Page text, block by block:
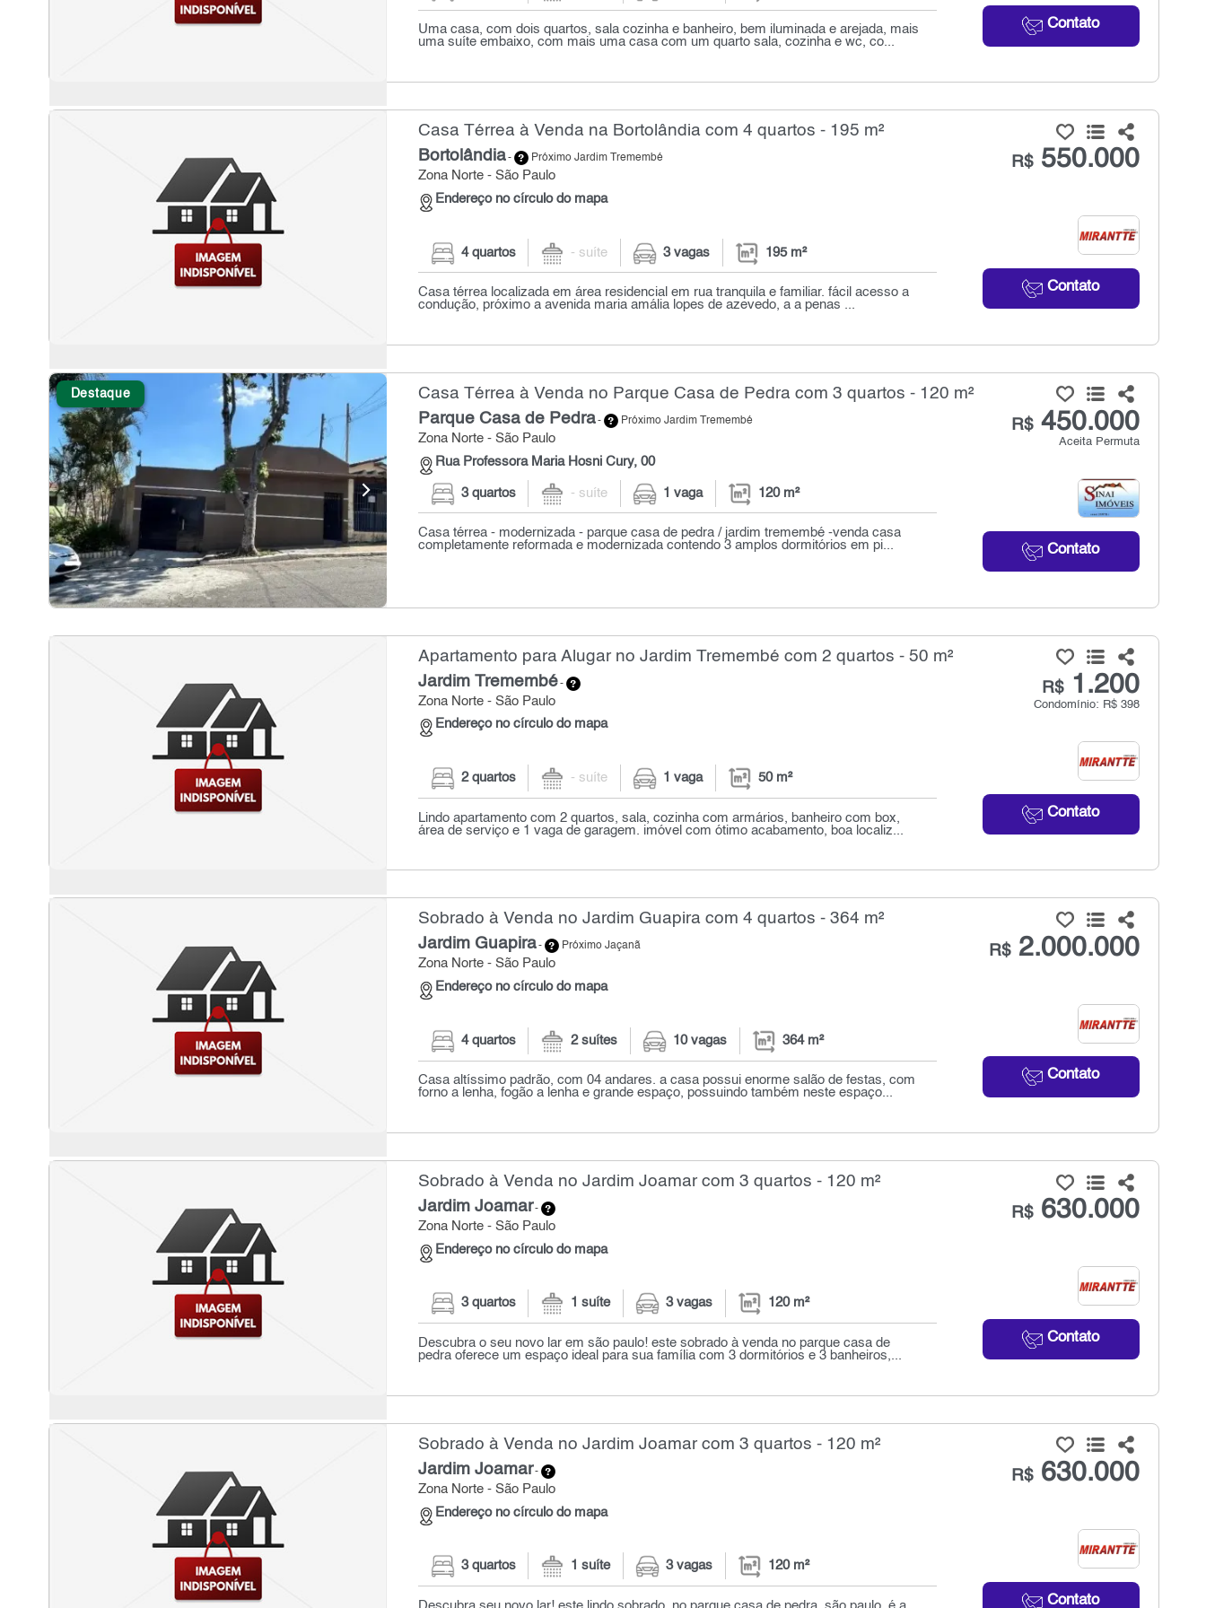
Contato
Uma casa, com dois quartos, sala cozinha e banheiro, bem iluminada e arejada, mais
uma suíte embaixo, com mais uma casa com um quarto sala, cozinha e wc, co...
Casa Térrea à Venda na Bortolândia com 4 quartos - 195 m²
Bortolândia- Próximo Jardim Tremembé
Zona Norte - São Paulo
Endereço no círculo do mapa
R$550.000
Contato
4 quartos - suíte 3 vagas 195 m²
Casa térrea localizada em área residencial em rua tranquila e familiar. fácil acesso a
condução, próximo a avenida maria amália lopes de azevedo, a a penas ...
Destaque Casa Térrea à Venda no Parque Casa de Pedra com 3 quartos - 120 m²
Parque Casa de Pedra- Próximo Jardim Tremembé
Zona Norte - São Paulo
Rua Professora Maria Hosni Cury, 00
R$450.000
Aceita Permuta
Contato
3 quartos - suíte 1 vaga 120 m²
Casa térrea - modernizada - parque casa de pedra / jardim tremembé -venda casa
completamente reformada e modernizada contendo 3 amplos dormitórios em pi...
Apartamento para Alugar no Jardim Tremembé com 2 quartos - 50 m²
Jardim Tremembé-
Zona Norte - São Paulo
Endereço no círculo do mapa
R$1.200
Condomínio: R$ 398
Contato
2 quartos - suíte 1 vaga 50 m²
Lindo apartamento com 2 quartos, sala, cozinha com armários, banheiro com box,
área de serviço e 1 vaga de garagem. imóvel com ótimo acabamento, boa localiz...
Sobrado à Venda no Jardim Guapira com 4 quartos - 364 m²
Jardim Guapira- Próximo Jaçanã
Zona Norte - São Paulo
Endereço no círculo do mapa
R$2.000.000
Contato
4 quartos 2 suítes 10 vagas 364 m²
Casa altíssimo padrão, com 04 andares. a casa possui enorme salão de festas, com
forno a lenha, fogão a lenha e grande espaço, possuindo também neste espaço...
Sobrado à Venda no Jardim Joamar com 3 quartos - 120 m²
Jardim Joamar-
Zona Norte - São Paulo
Endereço no círculo do mapa
R$630.000
Contato
3 quartos 1 suíte 3 vagas 120 m²
Descubra o seu novo lar em são paulo! este sobrado à venda no parque casa de
pedra oferece um espaço ideal para sua família com 3 dormitórios e 3 banheiros,...
Sobrado à Venda no Jardim Joamar com 3 quartos - 120 m²
Jardim Joamar-
Zona Norte - São Paulo
Endereço no círculo do mapa
R$630.000
Contato
3 quartos 1 suíte 3 vagas 120 m²